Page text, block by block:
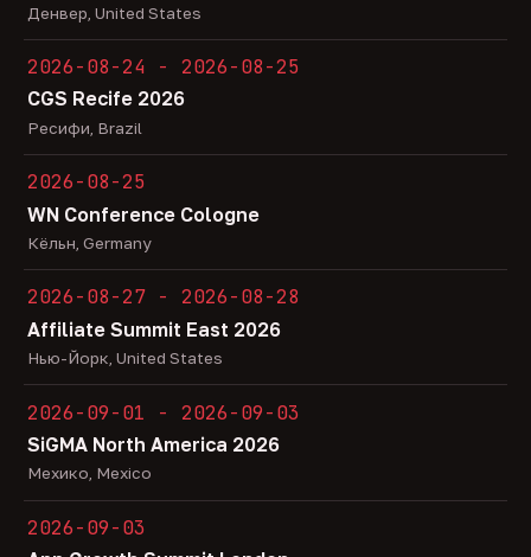
Денвер, United States
2026-08-24 - 2026-08-25
CGS Recife 2026
Ресифи, Brazil
2026-08-25
WN Conference Cologne
Кёльн, Germany
2026-08-27 - 2026-08-28
Affiliate Summit East 2026
Нью-Йорк, United States
2026-09-01 - 2026-09-03
SiGMA North America 2026
Мехико, Mexico
2026-09-03